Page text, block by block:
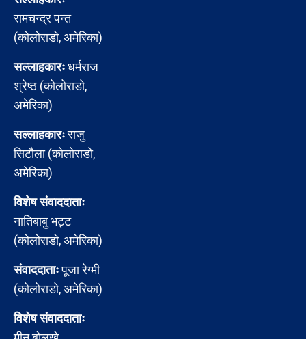
रामचन्द्र पन्त
(कोलोराडो, अमेरिका)
सल्लाहकारःधर्मराज
श्रेष्ठ (कोलोराडो,
अमेरिका)
सल्लाहकारःराजु
सिटौला (कोलोराडो,
अमेरिका)
विशेष संवाददाताः
नातिबाबु भट्ट
(कोलोराडो, अमेरिका)
संवाददाताःपूजा रेग्मी
(कोलोराडो, अमेरिका)
विशेष संवाददाताः